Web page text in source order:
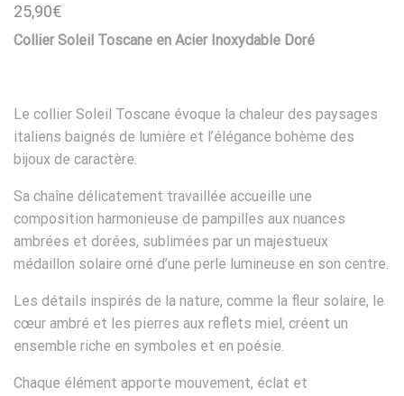
25,90€
Collier Soleil Toscane en Acier Inoxydable Doré
Le collier Soleil Toscane évoque la chaleur des paysages
italiens baignés de lumière et l’élégance bohème des
bijoux de caractère.
Sa chaîne délicatement travaillée accueille une
composition harmonieuse de pampilles aux nuances
ambrées et dorées, sublimées par un majestueux
médaillon solaire orné d’une perle lumineuse en son centre.
Les détails inspirés de la nature, comme la fleur solaire, le
cœur ambré et les pierres aux reflets miel, créent un
ensemble riche en symboles et en poésie.
Chaque élément apporte mouvement, éclat et